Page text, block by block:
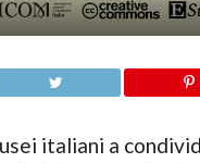
italiani a